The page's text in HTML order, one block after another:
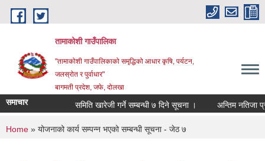
Skip to main content
तामाकोशी गाउँपालिका
"तामाकोशी गाउँपालिकाको समृद्धिको आधार कृषि, पर्यटन,
जलस्रोत र पुर्वाधार"
बागमती प्रदेश, जफे, दोलखा
समाचार समिति खारेजी गर्ने सम्बन्धी ७ दिने सूचना । अन्तिम नतिजा
You are here
Home » योजनाको कार्य सम्पन्न भएको सम्बन्धी सूचना - जेठ ७